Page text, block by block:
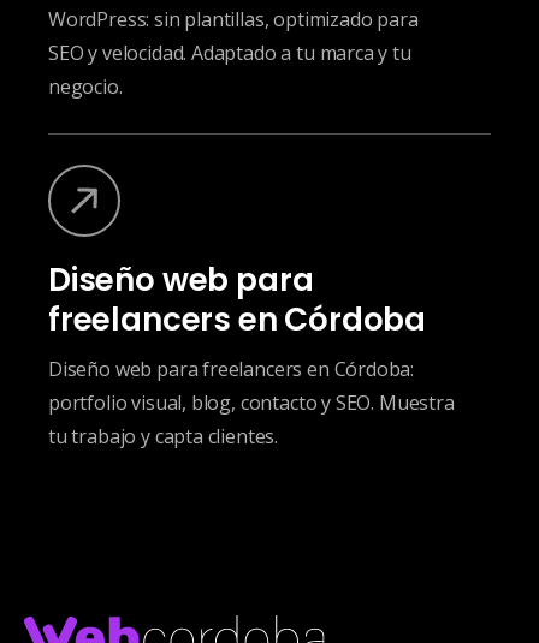
WordPress: sin plantillas, optimizado para
SEO y velocidad. Adaptado a tu marca y tu
negocio.
Diseño web para
freelancers en Córdoba
Diseño web para freelancers en Córdoba:
portfolio visual, blog, contacto y SEO. Muestra
tu trabajo y capta clientes.